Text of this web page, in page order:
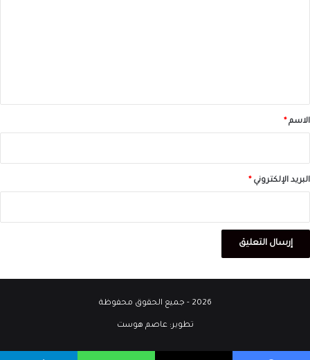
*الاسم *
البريد الإلكتروني *
2026 - جميع الحقوق محفوظة
تطوير:عاصم هوست